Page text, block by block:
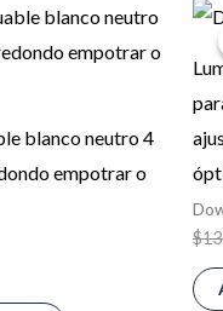
blanco neutro 4
empotrar o
$